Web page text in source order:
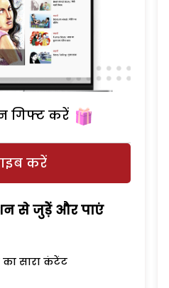
गिफ्ट करें
करें
से जुड़ेें और पाएं
सारा कंटेंट